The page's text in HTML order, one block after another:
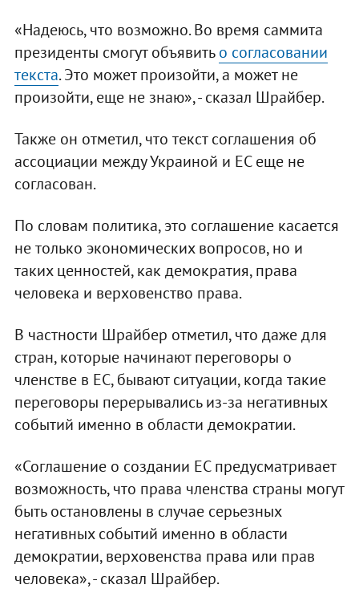
«Надеюсь, что возможно. Во время саммита
президенты смогут объявитьо согласовании
текста. Это может произойти, а может не
произойти, еще не знаю», - сказал Шрайбер.
Также он отметил, что текст соглашения об
ассоциации между Украиной и ЕС еще не
согласован.
По словам политика, это соглашение касается
не только экономических вопросов, но и
таких ценностей, как демократия, права
человека и верховенство права.
В частности Шрайбер отметил, что даже для
стран, которые начинают переговоры о
членстве в ЕС, бывают ситуации, когда такие
переговоры перерывались из-за негативных
событий именно в области демократии.
«Соглашение о создании ЕС предусматривает
возможность, что права членства страны могут
быть остановлены в случае серьезных
негативных событий именно в области
демократии, верховенства права или прав
человека», - сказал Шрайбер.